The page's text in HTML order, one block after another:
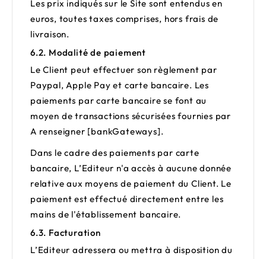
Les prix indiqués sur le Site sont entendus en
euros, toutes taxes comprises, hors frais de
livraison.
6.2. Modalité de paiement
Le Client peut effectuer son règlement par
Paypal, Apple Pay et carte bancaire. Les
paiements par carte bancaire se font au
moyen de transactions sécurisées fournies par
A renseigner [bankGateways].
Dans le cadre des paiements par carte
bancaire, L’Editeur n'a accès à aucune donnée
relative aux moyens de paiement du Client. Le
paiement est effectué directement entre les
mains de l'établissement bancaire.
6.3. Facturation
L’Editeur adressera ou mettra à disposition du